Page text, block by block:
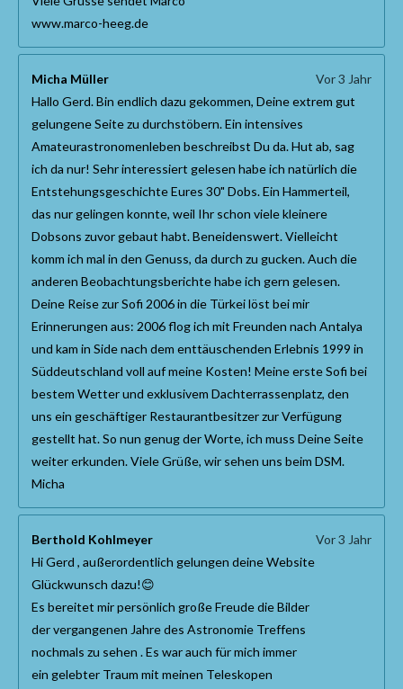
www.marco-heeg.de
Micha Müller
Vor 3 Jahr
Hallo Gerd. Bin endlich dazu gekommen, Deine extrem gut
gelungene Seite zu durchstöbern. Ein intensives
Amateurastronomenleben beschreibst Du da. Hut ab, sag
ich da nur! Sehr interessiert gelesen habe ich natürlich die
Entstehungsgeschichte Eures 30" Dobs. Ein Hammerteil,
das nur gelingen konnte, weil Ihr schon viele kleinere
Dobsons zuvor gebaut habt. Beneidenswert. Vielleicht
komm ich mal in den Genuss, da durch zu gucken. Auch die
anderen Beobachtungsberichte habe ich gern gelesen.
Deine Reise zur Sofi 2006 in die Türkei löst bei mir
Erinnerungen aus: 2006 flog ich mit Freunden nach Antalya
und kam in Side nach dem enttäuschenden Erlebnis 1999 in
Süddeutschland voll auf meine Kosten! Meine erste Sofi bei
bestem Wetter und exklusivem Dachterrassenplatz, den
uns ein geschäftiger Restaurantbesitzer zur Verfügung
gestellt hat. So nun genug der Worte, ich muss Deine Seite
weiter erkunden. Viele Grüße, wir sehen uns beim DSM.
Micha
Berthold Kohlmeyer
Vor 3 Jahr
Hi Gerd , außerordentlich gelungen deine Website
Glückwunsch dazu!😊
Es bereitet mir persönlich große Freude die Bilder
der vergangenen Jahre des Astronomie Treffens
nochmals zu sehen . Es war auch für mich immer
ein gelebter Traum mit meinen Teleskopen